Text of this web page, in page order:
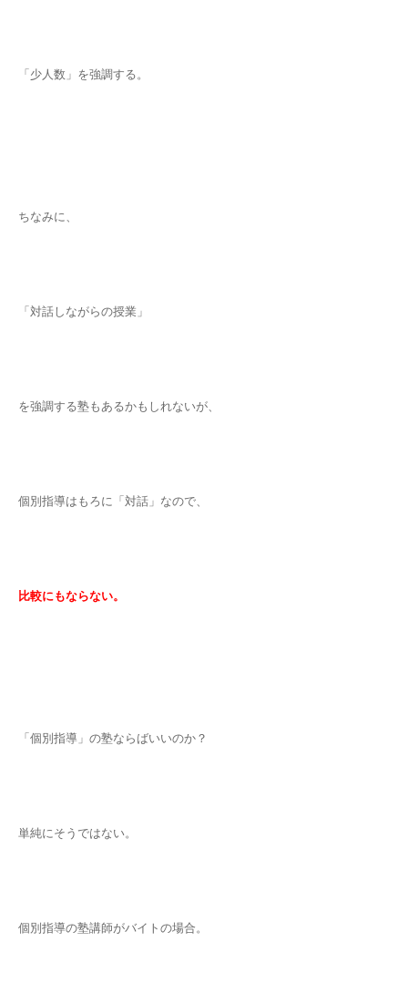
「少人数」を強調する。
ちなみに、
「対話しながらの授業」
を強調する塾もあるかもしれないが、
個別指導はもろに「対話」なので、
比較にもならない。
「個別指導」の塾ならばいいのか？
単純にそうではない。
個別指導の塾講師がバイトの場合。